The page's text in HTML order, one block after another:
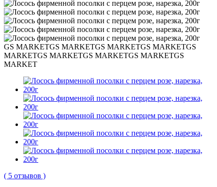
GS MARKETGS MARKETGS MARKETGS MARKETGS
MARKETGS MARKETGS MARKETGS MARKETGS
MARKET
( 5 отзывов )